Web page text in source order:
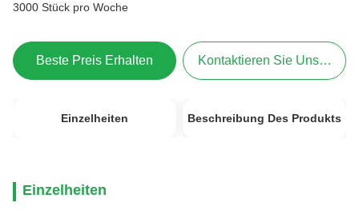
3000 Stück pro Woche
Beste Preis Erhalten Kontaktieren Sie Uns Jetzt
Einzelheiten Beschreibung Des Produkts
Einzelheiten